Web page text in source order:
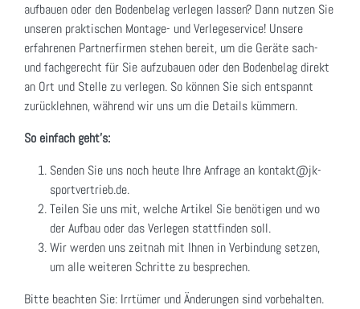
aufbauen oder den Bodenbelag verlegen lassen? Dann nutzen Sie
unseren praktischen Montage- und Verlegeservice! Unsere
erfahrenen Partnerfirmen stehen bereit, um die Geräte sach-
und fachgerecht für Sie aufzubauen oder den Bodenbelag direkt
an Ort und Stelle zu verlegen. So können Sie sich entspannt
zurücklehnen, während wir uns um die Details kümmern.
So einfach geht's:
Senden Sie uns noch heute Ihre Anfrage an kontakt@jk-
sportvertrieb.de.
Teilen Sie uns mit, welche Artikel Sie benötigen und wo
der Aufbau oder das Verlegen stattfinden soll.
Wir werden uns zeitnah mit Ihnen in Verbindung setzen,
um alle weiteren Schritte zu besprechen.
Bitte beachten Sie: Irrtümer und Änderungen sind vorbehalten.